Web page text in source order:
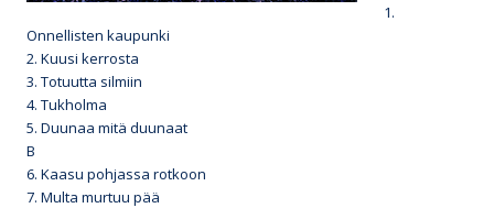
1.
Onnellisten kaupunki
2. Kuusi kerrosta
3. Totuutta silmiin
4. Tukholma
5. Duunaa mitä duunaat
B
6. Kaasu pohjassa rotkoon
7. Multa murtuu pää